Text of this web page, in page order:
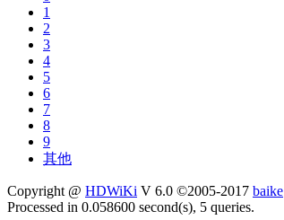
1
2
3
4
5
6
7
8
9
其他
Copyright @ HDWiKi V 6.0 ©2005-2017 baike
Processed in 0.058600 second(s), 5 queries.